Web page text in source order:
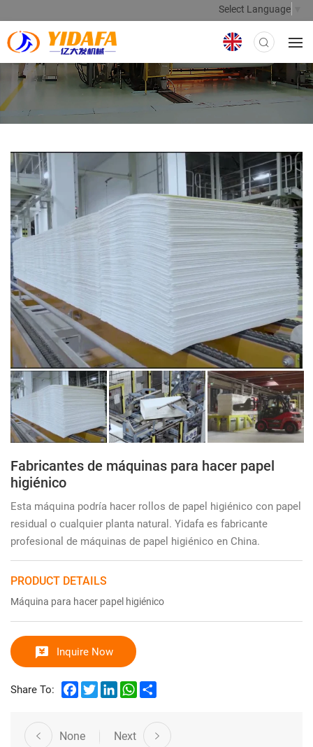
Select Language
Fabricantes de máquinas para hacer papel
higiénico
Esta máquina podría hacer rollos de papel higiénico con papel
residual o cualquier planta natural. Yidafa es fabricante
profesional de máquinas de papel higiénico en China.
PRODUCT DETAILS
Máquina para hacer papel higiénico
Inquire Now
Share To: Facebook
TwitterLinkedInWhatsApp
None Next